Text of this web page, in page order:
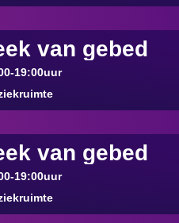
van gebed
-19:00uur
van gebed
-19:00uur